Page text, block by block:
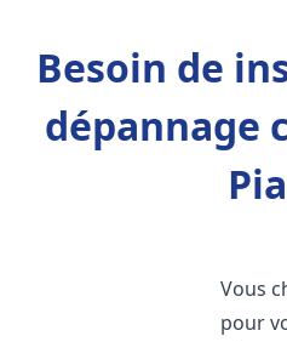
Besoin de
dépannage
Vous
pour